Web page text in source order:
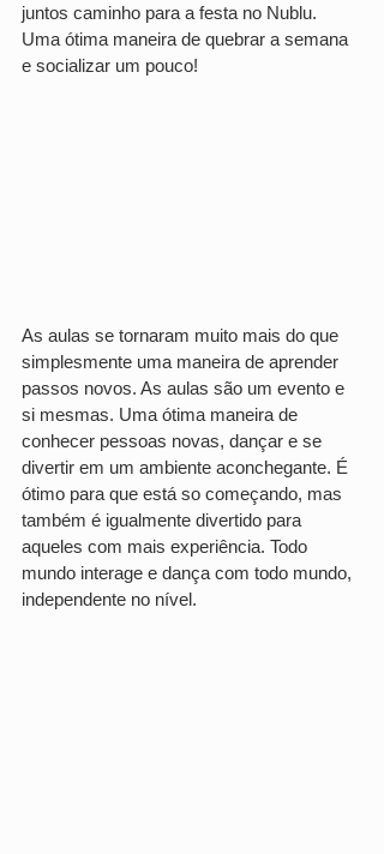
juntos caminho para a festa no Nublu.
Uma ótima maneira de quebrar a semana
e socializar um pouco!
As aulas se tornaram muito mais do que
simplesmente uma maneira de aprender
passos novos. As aulas são um evento e
si mesmas. Uma ótima maneira de
conhecer pessoas novas, dançar e se
divertir em um ambiente aconchegante. É
ótimo para que está so começando, mas
também é igualmente divertido para
aqueles com mais experiência. Todo
mundo interage e dança com todo mundo,
independente no nível.